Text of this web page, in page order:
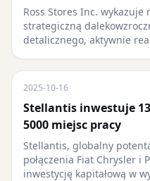
Ross Stores Inc. wykazuje
strategiczną
detalicznego, aktywnie
2025-10-16
Stellantis inwestuje
5000 miejsc pracy
Stellantis, globalny
połączenia Fiat Chrysler i
inwestycję kapitałową w